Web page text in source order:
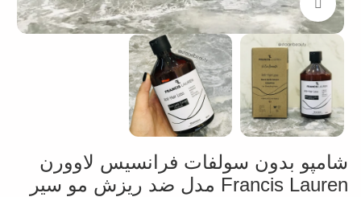
بزرگنمایی تصویر
شامپو بدون سولفات فرانسیس لاوورن
Francis Lauren مدل ضد ریزش مو سیر